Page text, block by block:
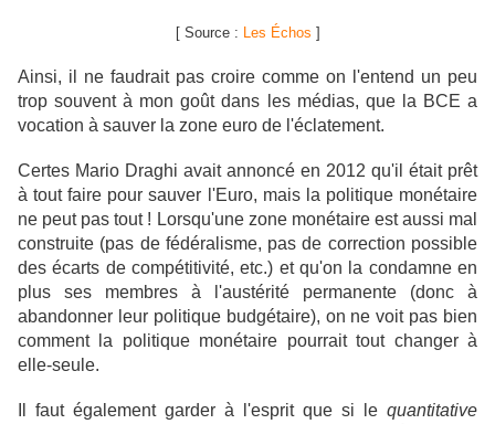
[ Source : Les Échos ]
Ainsi, il ne faudrait pas croire comme on l'entend un peu
trop souvent à mon goût dans les médias, que la BCE a
vocation à sauver la zone euro de l'éclatement.
Certes Mario Draghi avait annoncé en 2012 qu'il était prêt
à tout faire pour sauver l'Euro, mais la politique monétaire
ne peut pas tout ! Lorsqu'une zone monétaire est aussi mal
construite (pas de fédéralisme, pas de correction possible
des écarts de compétitivité, etc.) et qu'on la condamne en
plus ses membres à l'austérité permanente (donc à
abandonner leur politique budgétaire), on ne voit pas bien
comment la politique monétaire pourrait tout changer à
elle-seule.
Il faut également garder à l'esprit que si le quantitative